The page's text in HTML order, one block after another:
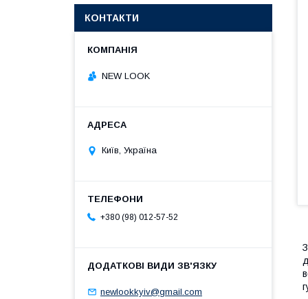
КОНТАКТИ
NEW LOOK
Київ, Україна
+380 (98) 012-57-52
newlookkyiv@gmail.com